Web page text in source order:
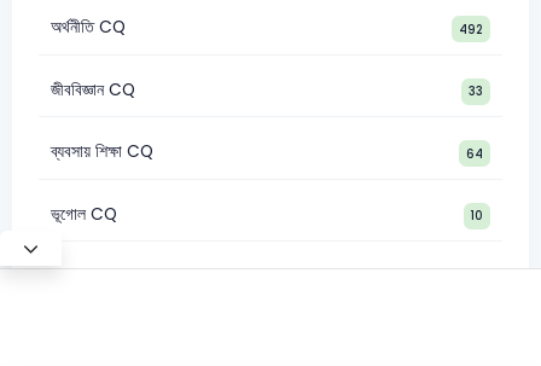
অর্থনীতি CQ 492
জীববিজ্ঞান CQ 33
ব্যবসায় শিক্ষা CQ 64
ভূগোল CQ 10